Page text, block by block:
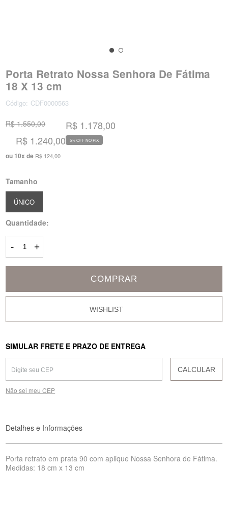
Porta Retrato Nossa Senhora De Fátima
18 X 13 cm
Código: CDF0000563
R$ 1.550,00
R$ 1.240,00
ou 10x de R$ 124,00
R$ 1.178,00
5% OFF NO PIX
Tamanho
ÚNICO
Quantidade:
- +
COMPRAR
SIMULAR FRETE E PRAZO DE ENTREGA
CALCULAR
Não sei meu CEP
Detalhes e Informações
Porta retrato em prata 90 com aplique Nossa Senhora de Fátima.
Medidas: 18 cm x 13 cm